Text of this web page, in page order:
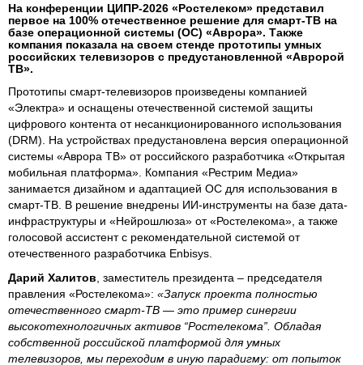
На конференции ЦИПР-2026 «Ростелеком» представил
первое на 100% отечественное решение для смарт-ТВ на
базе операционной системы (ОС) «Аврора». Также
компания показала на своем стенде прототипы умных
российских телевизоров с предустановленной «Авророй
ТВ».
Прототипы смарт-телевизоров произведены компанией
«Электра» и оснащены отечественной системой защиты
цифрового контента от несанкционированного использования
(DRM). На устройствах предустановлена версия операционной
системы «Аврора ТВ» от российского разработчика «Открытая
мобильная платформа». Компания «Рестрим Медиа»
занимается дизайном и адаптацией ОС для использования в
смарт-ТВ. В решение внедрены ИИ-инструменты на базе дата-
инфраструктуры и «Нейрошлюза» от «Ростелекома», а также
голосовой ассистент с рекомендательной системой от
отечественного разработчика Enbisys.
Дарий Халитов , заместитель президента – председателя
правления «Ростелекома»: «Запуск проекта полностью
отечественного смарт-ТВ — это пример синергии
высокотехнологичных активов “Ростелекома”. Обладая
собственной российской платформой для умных
телевизоров, мы переходим в иную парадигму: от попыток